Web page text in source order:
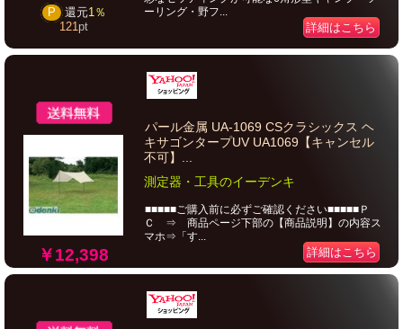
P 還元1％
121 pt
ーリング・野フ...
詳細はこちら
￥12,398
パール金属 UA-1069 CSクラシックス ヘ
キサゴンタープUV UA1069【キャンセル
不可】...
測定器・工具のイーデンキ
■■■■■ご購入前に必ずご確認ください■■■■■Ｐ
Ｃ ⇒ 商品ページ下部の【商品説明】の内容ス
マホ⇒「す...
詳細はこちら